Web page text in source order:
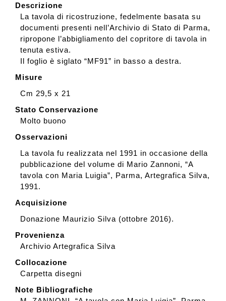
Descrizione
La tavola di ricostruzione, fedelmente basata su
documenti presenti nell’Archivio di Stato di Parma,
ripropone l’abbigliamento del copritore di tavola in
tenuta estiva.
Il foglio è siglato “MF91” in basso a destra.
Misure
Cm 29,5 x 21
Stato Conservazione
Molto buono
Osservazioni
La tavola fu realizzata nel 1991 in occasione della
pubblicazione del volume di Mario Zannoni, “A
tavola con Maria Luigia”, Parma, Artegrafica Silva,
1991.
Acquisizione
Donazione Maurizio Silva (ottobre 2016).
Provenienza
Archivio Artegrafica Silva
Collocazione
Carpetta disegni
Note Bibliografiche